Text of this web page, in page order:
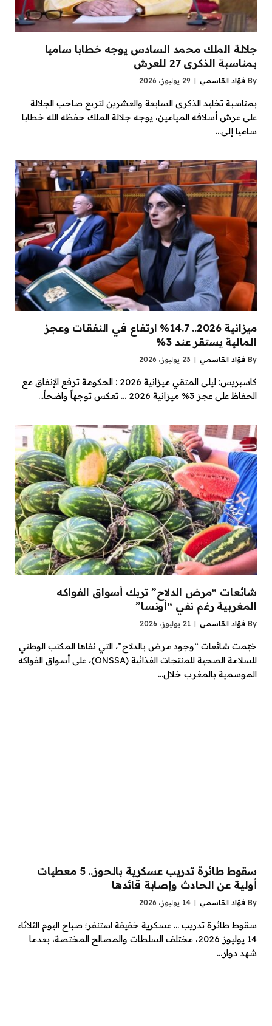
جلالة الملك محمد السادس يوجه خطابا ساميا
بمناسبة الذكرى 27 للعرش
By فؤاد القاسمي 29 يوليوز، 2026
بمناسبة تخليد الذكرى السابعة والعشرين لتربع صاحب الجلالة
على عرش أسلافه الميامين، يوجه جلالة الملك حفظه الله خطابا
ساميا إلى…
ميزانية 2026.. 14.7% ارتفاع في النفقات وعجز
المالية يستقر عند 3%
By فؤاد القاسمي 23 يوليوز، 2026
كاسبريس: ليلى المتقي ميزانية 2026 : الحكومة ترفع الإنفاق مع
الحفاظ على عجز 3% ميزانية 2026 … تعكس توجهاً واضحاً…
شائعات “مرض الدلاح” تربك أسواق الفواكه
المغربية رغم نفي “أونسا”
By فؤاد القاسمي 21 يوليوز، 2026
خيّمت شائعات “وجود مرض بالدلاح”، التي نفاها المكتب الوطني
للسلامة الصحية للمنتجات الغذائية (ONSSA)، على أسواق الفواكه
الموسمية بالمغرب خلال…
سقوط طائرة تدريب عسكرية بالحوز.. 5 معطيات
أولية عن الحادث وإصابة قائدها
By فؤاد القاسمي 14 يوليوز، 2026
سقوط طائرة تدريب … عسكرية خفيفة استنفر؛ صباح اليوم الثلاثاء
14 يوليوز 2026، مختلف السلطات والمصالح المختصة، بعدما
شهد دوار…